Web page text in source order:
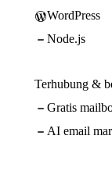
WordPress
Node.js
Terhubung &
Gratis
AI email